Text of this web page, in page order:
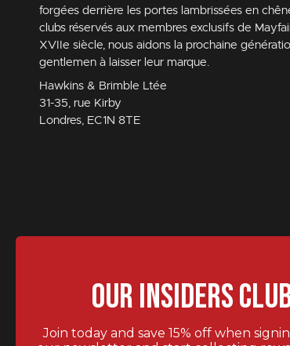
forgées derrière les portes lambrissées en
clubs réservés aux membres exclusifs de
XVIIe siècle, nous aidons la prochaine
gentlemen à laisser leur marque.
Hawkins & Brimble Ltée
31-35, rue Kirby
Londres, EC1N 8TE
Our Insiders
Join today and save 15% off when